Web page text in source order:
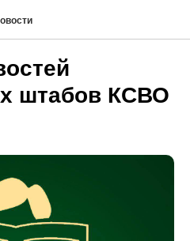
штабов КСВО